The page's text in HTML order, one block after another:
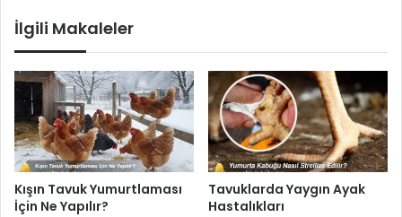
İlgili Makaleler
Kışın Tavuk Yumurtlaması
İçin Ne Yapılır?
Tavuklarda Yaygın Ayak
Hastalıkları